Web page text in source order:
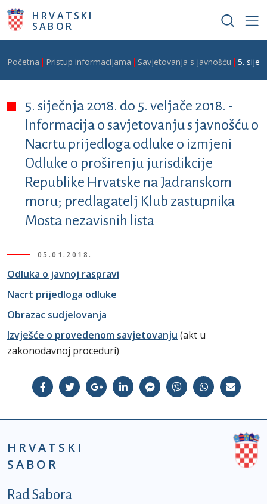
Skoči na glavni sadržaj
HRVATSKI
SABOR
Breadcrumb
Početna Pristup informacijama Savjetovanja s javnošću 5.
5. siječnja 2018. do 5. veljače 2018. -
Informacija o savjetovanju s javnošću o
Nacrtu prijedloga odluke o izmjeni
Odluke o proširenju jurisdikcije
Republike Hrvatske na Jadranskom
moru; predlagatelj Klub zastupnika
Mosta nezavisnih lista
05.01.2018.
Odluka o javnoj raspravi
Nacrt prijedloga odluke
Obrazac sudjelovanja
Izvješće o provedenom savjetovanju (akt u
zakonodavnoj proceduri)
HRVATSKI
SABOR
Podnožje prvi izbornik
Rad Sabora